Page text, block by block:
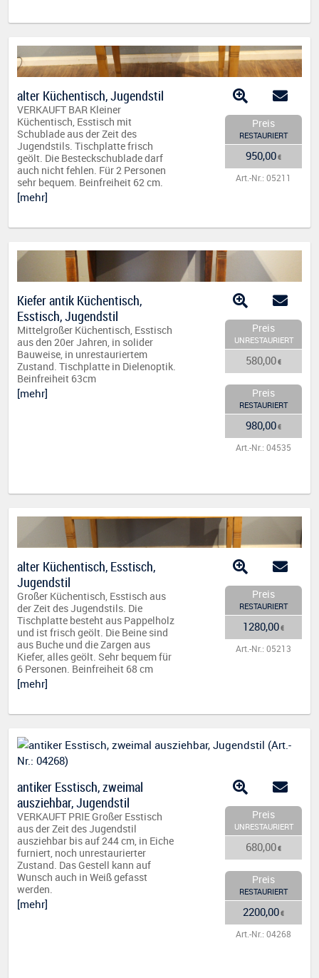
alter Küchentisch, Jugendstil
VERKAUFT BAR Kleiner
Küchentisch, Esstisch mit
Schublade aus der Zeit des
Jugendstils. Tischplatte frisch
geölt. Die Besteckschublade darf
auch nicht fehlen. Für 2 Personen
sehr bequem. Beinfreiheit 62 cm.
[mehr]
Preis
RESTAURIERT
950,00€
Art.-Nr.: 05211
Kiefer antik Küchentisch,
Esstisch, Jugendstil
Mittelgroßer Küchentisch, Esstisch
aus den 20er Jahren, in solider
Bauweise, in unrestauriertem
Zustand. Tischplatte in Dielenoptik.
Beinfreiheit 63cm
[mehr]
Preis
UNRESTAURIERT
580,00€
Preis
RESTAURIERT
980,00€
Art.-Nr.: 04535
alter Küchentisch, Esstisch,
Jugendstil
Großer Küchentisch, Esstisch aus
der Zeit des Jugendstils. Die
Tischplatte besteht aus Pappelholz
und ist frisch geölt. Die Beine sind
aus Buche und die Zargen aus
Kiefer, alles geölt. Sehr bequem für
6 Personen. Beinfreiheit 68 cm
[mehr]
Preis
RESTAURIERT
1280,00€
Art.-Nr.: 05213
antiker Esstisch, zweimal
ausziehbar, Jugendstil
VERKAUFT PRIE Großer Esstisch
aus der Zeit des Jugendstil
ausziehbar bis auf 244 cm, in Eiche
furniert, noch unrestaurierter
Zustand. Das Gestell kann auf
Wunsch auch in Weiß gefasst
werden.
[mehr]
Preis
UNRESTAURIERT
680,00€
Preis
RESTAURIERT
2200,00€
Art.-Nr.: 04268